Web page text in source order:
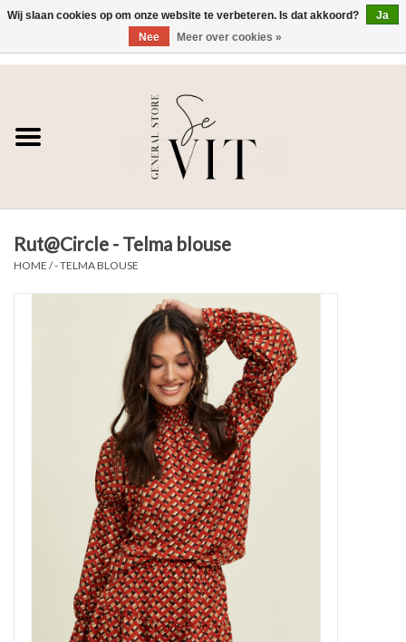
SE VIT
HEREN
WONEN
Rut@Circle - Telma blouse
HOME /- TELMA BLOUSE
Wij slaan cookies op om onze website te verbeteren. Is dat akkoord?
Ja
Nee
Meer over cookies »